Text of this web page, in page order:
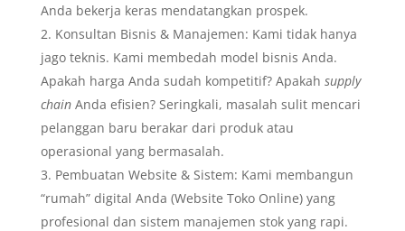
Anda bekerja keras mendatangkan prospek.
Konsultan Bisnis & Manajemen: Kami tidak hanya
jago teknis. Kami membedah model bisnis Anda.
Apakah harga Anda sudah kompetitif? Apakah supply
chainAnda efisien? Seringkali, masalah sulit mencari
pelanggan baru berakar dari produk atau
operasional yang bermasalah.
Pembuatan Website & Sistem: Kami membangun
“rumah” digital Anda (Website Toko Online) yang
profesional dan sistem manajemen stok yang rapi.